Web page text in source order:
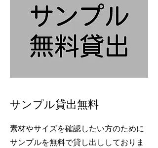
サンプル貸出無料
​素材やサイズを確認したい方のために
サンプルを無料で貸し出ししておりま